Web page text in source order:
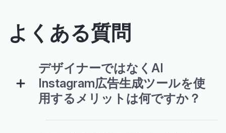
よくある質問
デザイナーではなくAI
Instagram広告生成ツールを使
用するメリットは何ですか？